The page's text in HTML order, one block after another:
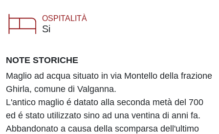
OSPITALITÀ
Si
NOTE STORICHE
Maglio ad acqua situato in via Montello della frazione
Ghirla, comune di Valganna.
L'antico maglio é datato alla seconda metà del 700
ed é stato utilizzato sino ad una ventina di anni fa.
Abbandonato a causa della scomparsa dell'ultimo